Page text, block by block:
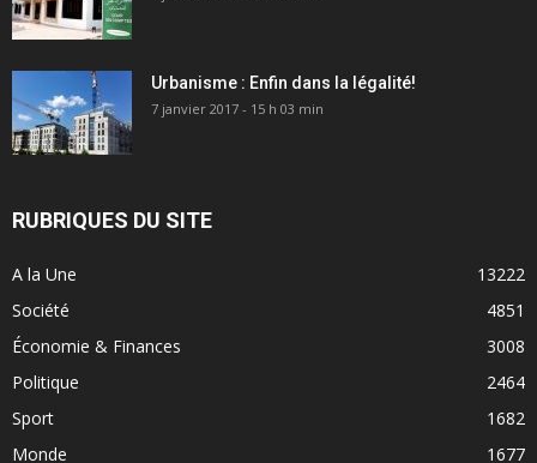
Urbanisme : Enfin dans la légalité!
7 janvier 2017 - 15 h 03 min
RUBRIQUES DU SITE
A la Une
13222
Société
4851
Économie & Finances
3008
Politique
2464
Sport
1682
Monde
1677